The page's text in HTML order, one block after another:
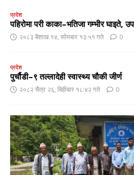
प्रदेश
पहिरोमा परी काका–भतिजा गम्भीर घाइते,
२०८३ बैशाख १४, सोमबार १३:५१ गते 0
प्रदेश
पुर्चौडी–९ तल्लादेही स्वास्थ्य चौकी जीर्ण
२०८२ चैत्र २६, बिहीबार १८:४२ गते 0